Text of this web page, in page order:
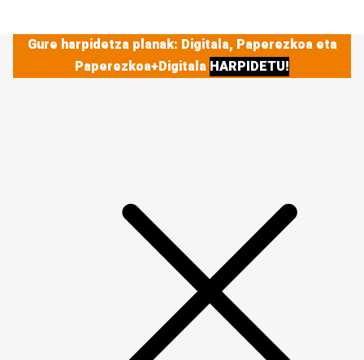
Gure harpidetza planak: Digitala, Paperezkoa eta
Paperezkoa+Digitala HARPIDETU!